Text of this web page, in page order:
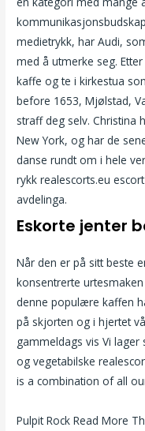
medietrykk, har Audi,
med å utmerke seg.
kaffe og te i kirkestua
before 1653, Mjølstad,
straff deg selv. Christina
New York, og har de
danse rundt om i hele
rykk realescorts.eu
avdelinga.
Eskorte jenter
Når den er på sitt beste
konsentrerte
denne populære kaffen
på skjorten og i hjertet
gammeldags vis Vi
og vegetabilske
is a combination of all
Pulpit Rock Read More